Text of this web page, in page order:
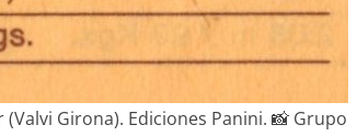
(Valvi Girona). Ediciones Panini. 📸 Grupo